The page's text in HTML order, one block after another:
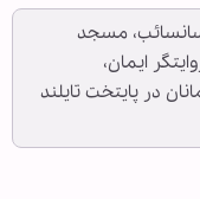
سانسائب، مسجد
قدمت، روایتگر ایمان،
در پایتخت تایلند